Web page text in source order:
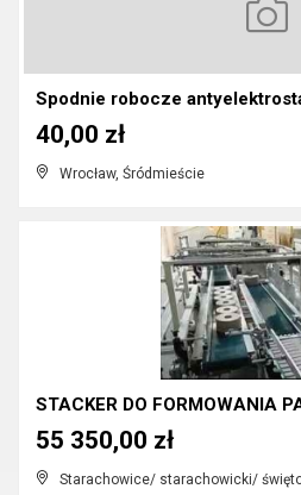
Spodnie robocze
Wrocław, Śródmieście
40,00 zł
STACKER DO FORMOWANIA
Starachowice/ starachowicki/
55 350,00 zł